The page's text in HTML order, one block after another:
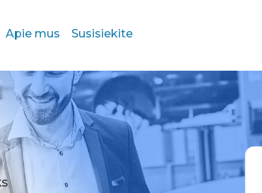
Apie mus Susisiekite